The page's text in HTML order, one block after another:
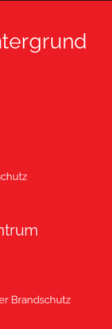
Brandschutz